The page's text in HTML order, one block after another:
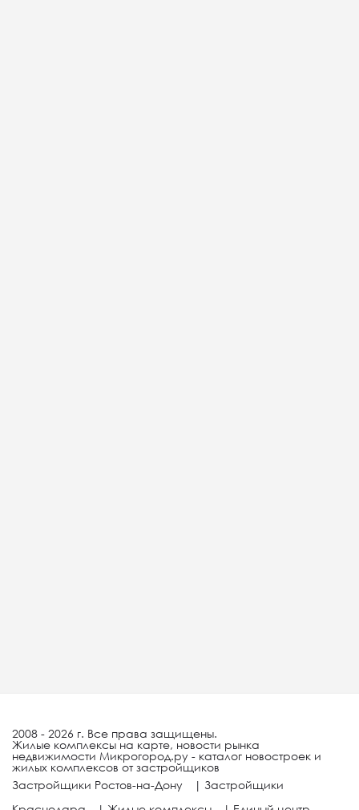
2008 - 2026 г. Все права защищены.
Жилые комплексы на карте, новости рынка
недвижимости Микрогород.ру - каталог новостроек и
жилых комплексов от застройщиков
Застройщики Ростов-на-Дону
| Застройщики